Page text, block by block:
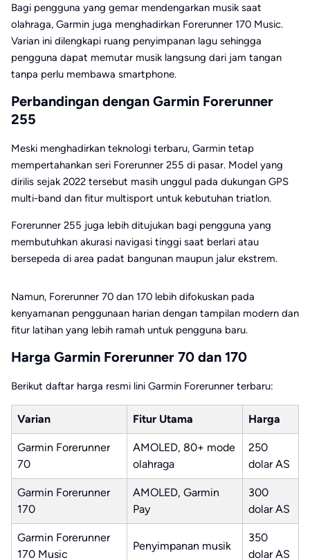
Bagi pengguna yang gemar mendengarkan musik saat
olahraga, Garmin juga menghadirkan Forerunner 170 Music.
Varian ini dilengkapi ruang penyimpanan lagu sehingga
pengguna dapat memutar musik langsung dari jam tangan
tanpa perlu membawa smartphone.
Perbandingan dengan Garmin Forerunner
255
Meski menghadirkan teknologi terbaru, Garmin tetap
mempertahankan seri Forerunner 255 di pasar. Model yang
dirilis sejak 2022 tersebut masih unggul pada dukungan GPS
multi-band dan fitur multisport untuk kebutuhan triatlon.
Forerunner 255 juga lebih ditujukan bagi pengguna yang
membutuhkan akurasi navigasi tinggi saat berlari atau
bersepeda di area padat bangunan maupun jalur ekstrem.
Namun, Forerunner 70 dan 170 lebih difokuskan pada
kenyamanan penggunaan harian dengan tampilan modern dan
fitur latihan yang lebih ramah untuk pengguna baru.
Harga Garmin Forerunner 70 dan 170
Berikut daftar harga resmi lini Garmin Forerunner terbaru:
Varian Fitur Utama Harga
Garmin Forerunner
70
AMOLED, 80+ mode
olahraga
250
dolar AS
Garmin Forerunner
170
AMOLED, Garmin
Pay
300
dolar AS
Garmin Forerunner
170 Music
Penyimpanan musik
350
dolar AS